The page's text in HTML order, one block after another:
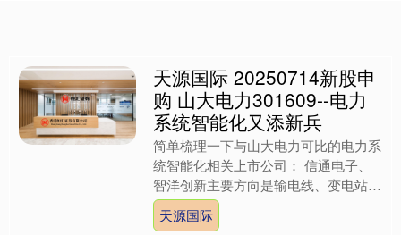
天源国际 20250714新股申
购 山大电力301609--电力
系统智能化又添新兵
简单梳理一下与山大电力可比的电力系
统智能化相关上市公司： 信通电子、
智洋创新主要方向是输电线、变电站的
智能巡检；中元股份、科汇股份主要方
向是故障检测；国电南瑞无....
天源国际